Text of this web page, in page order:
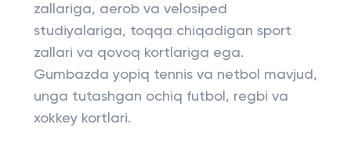
zallariga, aerob va velosiped
studiyalariga, toqqa chiqadigan sport
zallari va qovoq kortlariga ega.
Gumbazda yopiq tennis va netbol mavjud,
unga tutashgan ochiq futbol, ​​regbi va
xokkey kortlari.